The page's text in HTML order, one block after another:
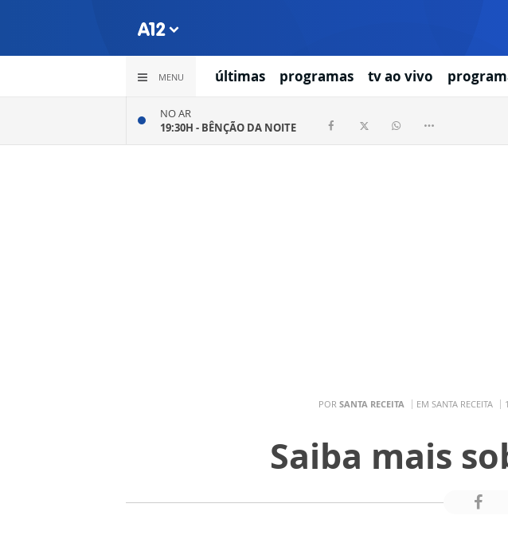
MENU últimas programas tv ao vivo
NO AR
19:30H - BÊNÇÃO DA NOITE
POR SANTA RECEITA EM SANTA RECEITA
Saiba mais